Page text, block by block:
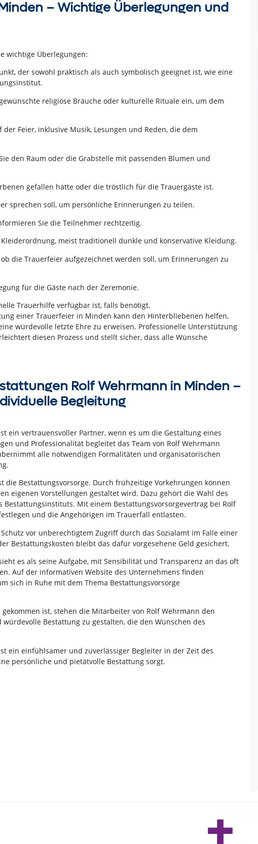
– Wichtige Überlegungen und
wichtige Überlegungen:
der sowohl praktisch als auch symbolisch geeignet ist, wie eine
religiöse Bräuche oder kulturelle Rituale ein, um dem
der Feier, inklusive Musik, Lesungen und Reden, die dem
den Raum oder die Grabstelle mit passenden Blumen und
gefallen hätte oder die tröstlich für die Trauergäste ist.
sprechen soll, um persönliche Erinnerungen zu teilen.
Sie die Teilnehmer rechtzeitig.
meist traditionell dunkle und konservative Kleidung.
ob die Trauerfeier aufgezeichnet werden soll, um Erinnerungen zu
für die Gäste nach der Zeremonie.
Trauerhilfe verfügbar ist, falls benötigt.
einer Trauerfeier in Minden kann den Hinterbliebenen helfen,
würdevolle letzte Ehre zu erweisen. Professionelle Unterstützung
diesen Prozess und stellt sicher, dass alle Wünsche
Rolf Wehrmann in Minden –
Begleitung
ein vertrauensvoller Partner, wenn es um die Gestaltung eines
und Professionalität begleitet das Team von Rolf Wehrmann
alle notwendigen Formalitäten und organisatorischen
die Bestattungsvorsorge. Durch frühzeitige Vorkehrungen können
eigenen Vorstellungen gestaltet wird. Dazu gehört die Wahl des
Bestattungsinstituts. Mit einem Bestattungsvorsorgevertrag bei Rolf
und die Angehörigen im Trauerfall entlasten.
vor unberechtigtem Zugriff durch das Sozialamt im Falle einer
Bestattungskosten bleibt das dafür vorgesehene Geld gesichert.
es als seine Aufgabe, mit Sensibilität und Transparenz an das oft
Auf der informativen Website des Unternehmens finden
sich in Ruhe mit dem Thema Bestattungsvorsorge
ist, stehen die Mitarbeiter von Rolf Wehrmann den
Bestattung zu gestalten, die den Wünschen des
ein einfühlsamer und zuverlässiger Begleiter in der Zeit des
persönliche und pietätvolle Bestattung sorgt.